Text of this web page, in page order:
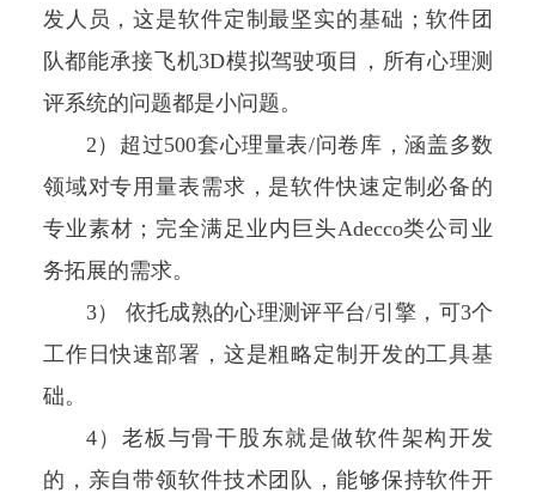
发人员，这是软件定制最坚实的基础；软件团
队都能承接飞机3D模拟驾驶项目，所有心理测
评系统的问题都是小问题。
2）超过500套心理量表/问卷库，涵盖多数
领域对专用量表需求，是软件快速定制必备的
专业素材；完全满足业内巨头Adecco类公司业
务拓展的需求。
3） 依托成熟的心理测评平台/引擎，可3个
工作日快速部署，这是粗略定制开发的工具基
础。
4）老板与骨干股东就是做软件架构开发
的，亲自带领软件技术团队，能够保持软件开